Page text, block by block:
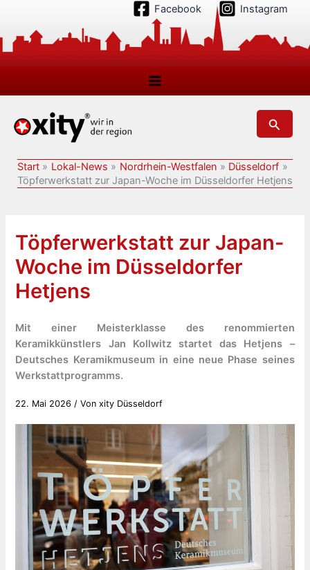
springen
Facebook Instagram
Suchen
Start Lokal-News Nordrhein-Westfalen
Düsseldorf
Töpferwerkstatt zur Japan-Woche im Düsseldorfer Hetjens
Töpferwerkstatt zur Japan-
Woche im Düsseldorfer
Hetjens
Mit einer Meisterklasse des renommierten
Keramikkünstlers Jan Kollwitz startet das Hetjens –
Deutsches Keramikmuseum in eine neue Phase seines
Werkstattprogramms.
22. Mai 2026 / Vonxity Düsseldorf